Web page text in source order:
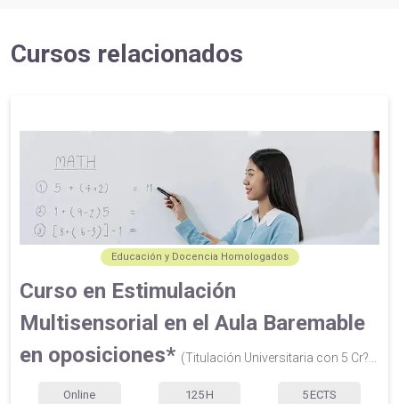
Cursos relacionados
Educación y Docencia Homologados
Curso en Estimulación
Multisensorial en el Aula Baremable
en oposiciones* (Titulación Universitaria con 5 Cr?...
Online 125 H 5 ECTS